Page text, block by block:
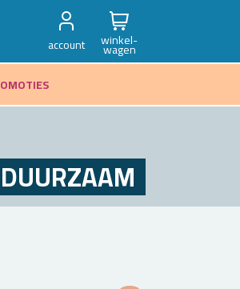
account winkel-
wagen
DUUR­ZAAM